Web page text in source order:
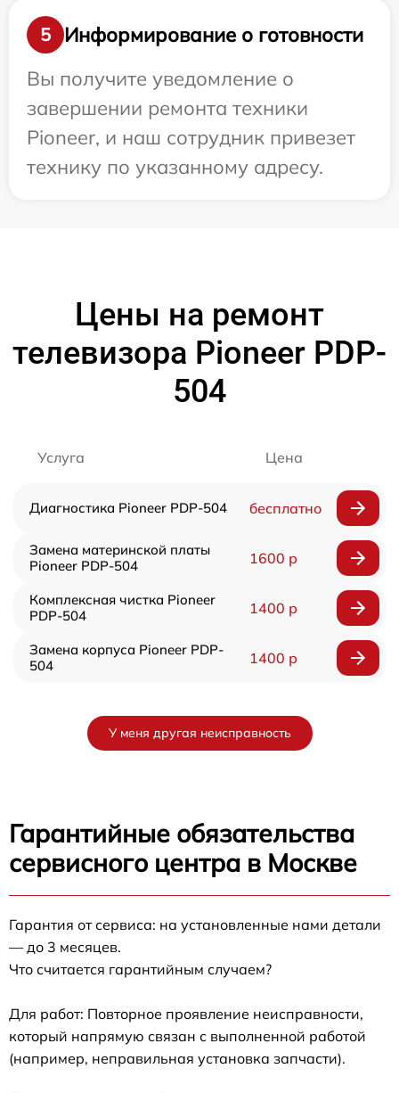
5
Информирование о готовности
Вы получите уведомление о
завершении ремонта техники
Pioneer, и наш сотрудник привезет
технику по указанному адресу.
Цены на ремонт
телевизора Pioneer PDP-
504
Услуга Цена
Диагностика Pioneer PDP-504 бесплатно
Замена материнской платы
Pioneer PDP-504
1600 р
Комплексная чистка Pioneer
PDP-504
1400 р
Замена корпуса Pioneer PDP-
504
1400 р
У меня другая неисправность
Гарантийные обязательства
сервисного центра в Москве
Гарантия от сервиса: на установленные нами детали
— до 3 месяцев.
Что считается гарантийным случаем?
Для работ: Повторное проявление неисправности,
который напрямую связан с выполненной работой
(например, неправильная установка запчасти).